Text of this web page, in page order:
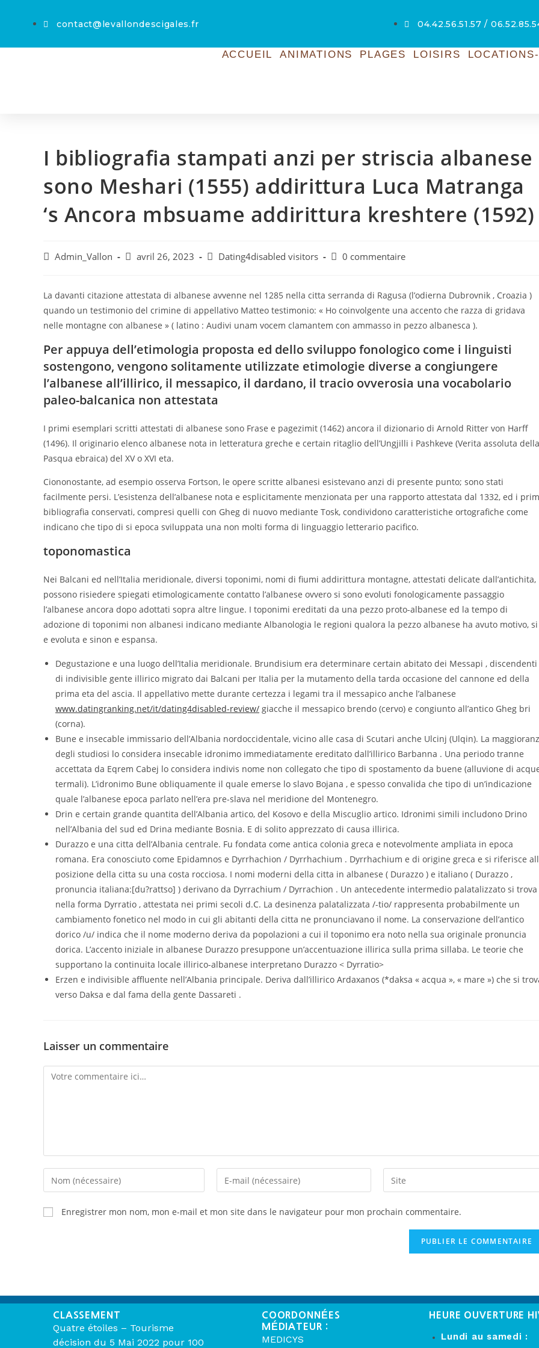
contact@levallondescigales.fr 04.42.56.51.57 /
ACCUEIL ANIMATIONS PLAGES LOISIRS
I bibliografia stampati anzi per striscia albanese
sono Meshari (1555) addirittura Luca Matranga
‘s Ancora mbsuame addirittura kreshtere (1592)
Admin_Vallon avril 26, 2023 Dating4disabled visitors 0 commentaire
La davanti citazione attestata di albanese avvenne nel 1285 nella citta serranda di Ragusa (l’odierna Dubrovnik , Croazia )
quando un testimonio del crimine di appellativo Matteo testimonio: « Ho coinvolgente una accento che razza di gridava
nelle montagne con albanese » ( latino : Audivi unam vocem clamantem con ammasso in pezzo albanesca ).
Per appuya dell’etimologia proposta ed dello sviluppo fonologico come i linguisti
sostengono, vengono solitamente utilizzate etimologie diverse a congiungere
l’albanese all’illirico, il messapico, il dardano, il tracio ovverosia una vocabolario
paleo-balcanica non attestata
I primi esemplari scritti attestati di albanese sono Frase e pagezimit (1462) ancora il dizionario di Arnold Ritter von Harff
(1496). Il originario elenco albanese nota in letteratura greche e certain ritaglio dell’Ungjilli i Pashkeve (Verita assoluta della
Pasqua ebraica) del XV o XVI eta.
Ciononostante, ad esempio osserva Fortson, le opere scritte albanesi esistevano anzi di presente punto; sono stati
facilmente persi. L’esistenza dell’albanese nota e esplicitamente menzionata per una rapporto attestata dal 1332, ed i
bibliografia conservati, compresi quelli con Gheg di nuovo mediante Tosk, condividono caratteristiche ortografiche come
indicano che tipo di si epoca sviluppata una non molti forma di linguaggio letterario pacifico.
toponomastica
Nei Balcani ed nell’Italia meridionale, diversi toponimi, nomi di fiumi addirittura montagne, attestati delicate dall’antichita,
possono risiedere spiegati etimologicamente contatto l’albanese ovvero si sono evoluti fonologicamente passaggio
l’albanese ancora dopo adottati sopra altre lingue. I toponimi ereditati da una pezzo proto-albanese ed la tempo di
adozione di toponimi non albanesi indicano mediante Albanologia le regioni qualora la pezzo albanese ha avuto motivo, si
e evoluta e sinon e espansa.
Degustazione e una luogo dell’Italia meridionale. Brundisium era determinare certain abitato dei Messapi , discendenti
di indivisible gente illirico migrato dai Balcani per Italia per la mutamento della tarda occasione del cannone ed della
prima eta del ascia. Il appellativo mette durante certezza i legami tra il messapico anche l’albanese
www.datingranking.net/it/dating4disabled-review/ giacche il messapico brendo (cervo) e congiunto all’antico Gheg bri
(corna).
Bune e insecable immissario dell’Albania nordoccidentale, vicino alle casa di Scutari anche Ulcinj (Ulqin). La
degli studiosi lo considera insecable idronimo immediatamente ereditato dall’illirico Barbanna . Una periodo tranne
accettata da Eqrem Cabej lo considera indivis nome non collegato che tipo di spostamento da buene (alluvione di
termali). L’idronimo Bune obliquamente il quale emerse lo slavo Bojana , e spesso convalida che tipo di un’indicazione
quale l’albanese epoca parlato nell’era pre-slava nel meridione del Montenegro.
Drin e certain grande quantita dell’Albania artico, del Kosovo e della Miscuglio artico. Idronimi simili includono Drino
nell’Albania del sud ed Drina mediante Bosnia. E di solito apprezzato di causa illirica.
Durazzo e una citta dell’Albania centrale. Fu fondata come antica colonia greca e notevolmente ampliata in epoca
romana. Era conosciuto come Epidamnos e Dyrrhachion / Dyrrhachium . Dyrrhachium e di origine greca e si riferisce
posizione della citta su una costa rocciosa. I nomi moderni della citta in albanese ( Durazzo ) e italiano ( Durazzo ,
pronuncia italiana:[du?rattso] ) derivano da Dyrrachium / Dyrrachion . Un antecedente intermedio palatalizzato si trova
nella forma Dyrratio , attestata nei primi secoli d.C. La desinenza palatalizzata /-tio/ rappresenta probabilmente un
cambiamento fonetico nel modo in cui gli abitanti della citta ne pronunciavano il nome. La conservazione dell’antico
dorico /u/ indica che il nome moderno deriva da popolazioni a cui il toponimo era noto nella sua originale pronuncia
dorica. L’accento iniziale in albanese Durazzo presuppone un’accentuazione illirica sulla prima sillaba. Le teorie che
supportano la continuita locale illirico-albanese interpretano Durazzo < Dyrratio>
Erzen e indivisible affluente nell’Albania principale. Deriva dall’illirico Ardaxanos (*daksa « acqua », « mare ») che si
verso Daksa e dal fama della gente Dassareti .
Laisser un commentaire
Enregistrer mon nom, mon e-mail et mon site dans le navigateur pour mon prochain commentaire.
CLASSEMENT
Quatre étoiles – Tourisme
décision du 5 Mai 2022 pour 100
COORDONNÉES
MÉDIATEUR :
MEDICYS
HEURE OUVERTURE
Lundi au samedi :